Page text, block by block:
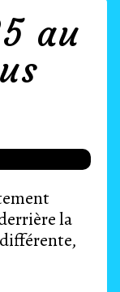
au
la